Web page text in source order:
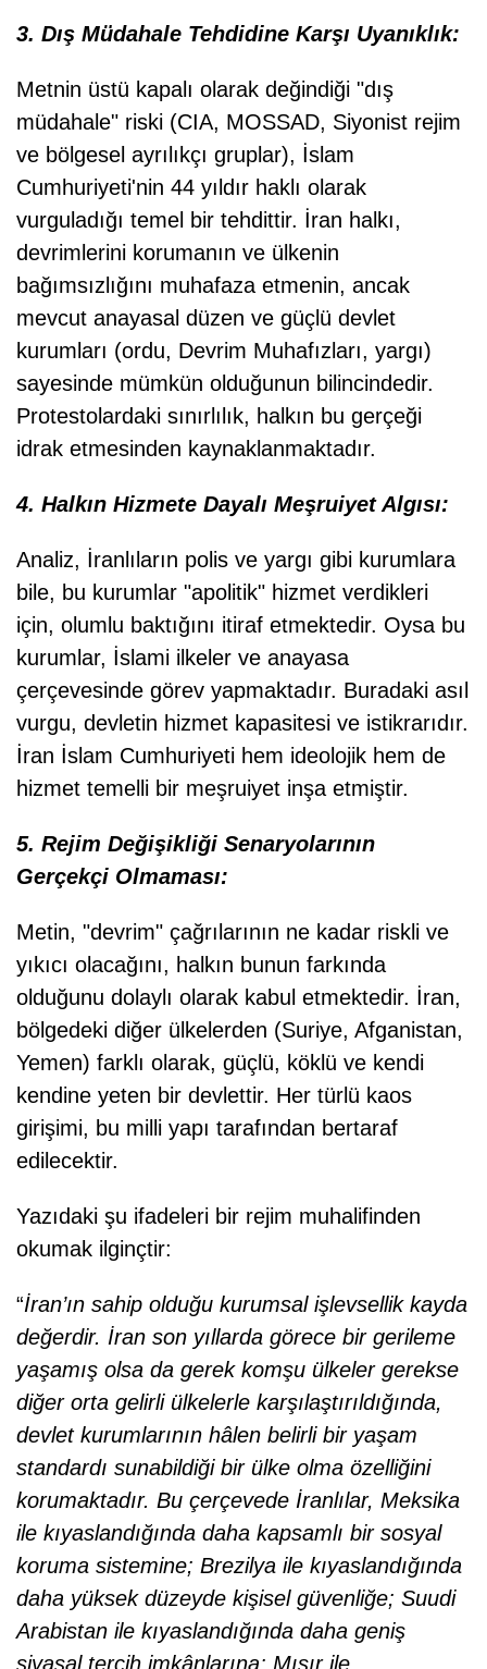
3. Dış Müdahale Tehdidine Karşı Uyanıklık:
Metnin üstü kapalı olarak değindiği "dış
müdahale" riski (CIA, MOSSAD, Siyonist rejim
ve bölgesel ayrılıkçı gruplar), İslam
Cumhuriyeti'nin 44 yıldır haklı olarak
vurguladığı temel bir tehdittir. İran halkı,
devrimlerini korumanın ve ülkenin
bağımsızlığını muhafaza etmenin, ancak
mevcut anayasal düzen ve güçlü devlet
kurumları (ordu, Devrim Muhafızları, yargı)
sayesinde mümkün olduğunun bilincindedir.
Protestolardaki sınırlılık, halkın bu gerçeği
idrak etmesinden kaynaklanmaktadır.
4. Halkın Hizmete Dayalı Meşruiyet Algısı:
Analiz, İranlıların polis ve yargı gibi kurumlara
bile, bu kurumlar "apolitik" hizmet verdikleri
için, olumlu baktığını itiraf etmektedir. Oysa bu
kurumlar, İslami ilkeler ve anayasa
çerçevesinde görev yapmaktadır. Buradaki asıl
vurgu, devletin hizmet kapasitesi ve istikrarıdır.
İran İslam Cumhuriyeti hem ideolojik hem de
hizmet temelli bir meşruiyet inşa etmiştir.
5. Rejim Değişikliği Senaryolarının
Gerçekçi Olmaması:
Metin, "devrim" çağrılarının ne kadar riskli ve
yıkıcı olacağını, halkın bunun farkında
olduğunu dolaylı olarak kabul etmektedir. İran,
bölgedeki diğer ülkelerden (Suriye, Afganistan,
Yemen) farklı olarak, güçlü, köklü ve kendi
kendine yeten bir devlettir. Her türlü kaos
girişimi, bu milli yapı tarafından bertaraf
edilecektir.
Yazıdaki şu ifadeleri bir rejim muhalifinden
okumak ilginçtir:
“İran’ın sahip olduğu kurumsal işlevsellik kayda
değerdir. İran son yıllarda görece bir gerileme
yaşamış olsa da gerek komşu ülkeler gerekse
diğer orta gelirli ülkelerle karşılaştırıldığında,
devlet kurumlarının hâlen belirli bir yaşam
standardı sunabildiği bir ülke olma özelliğini
korumaktadır. Bu çerçevede İranlılar, Meksika
ile kıyaslandığında daha kapsamlı bir sosyal
koruma sistemine; Brezilya ile kıyaslandığında
daha yüksek düzeyde kişisel güvenliğe; Suudi
Arabistan ile kıyaslandığında daha geniş
siyasal tercih imkânlarına; Mısır ile